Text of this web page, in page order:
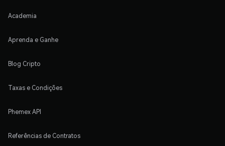
Academia
Aprenda e Ganhe
Blog Cripto
Taxas e Condições
Phemex API
Referências de Contratos